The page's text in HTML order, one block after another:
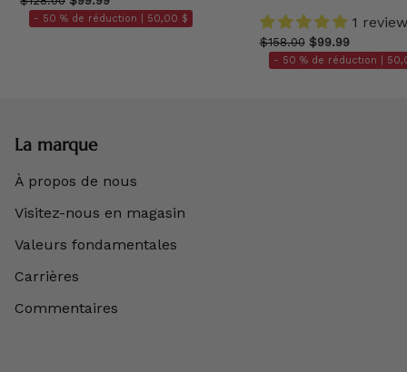
- 50 % de réduction | 50,00 $ 1 review
$158.00 $99.99
- 50 % de réduction |
La marque
À propos de nous
Visitez-nous en magasin
Valeurs fondamentales
Carrières
Commentaires